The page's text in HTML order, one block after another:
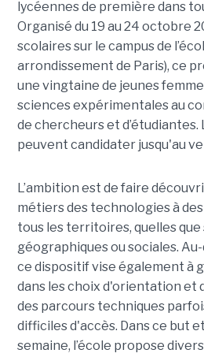
lycéennes de première dans
Organisé du 19 au 24 octobre
scolaires sur le campus de
arrondissement de Paris), ce
une vingtaine de jeunes
sciences expérimentales au
de chercheurs et d’étudiantes.
peuvent candidater jusqu'au
L’ambition est de faire
métiers des technologies à
tous les territoires, quelles
géographiques ou sociales.
ce dispositif vise également à
dans les choix d'orientation et
des parcours techniques
difficiles d'accès. Dans ce but
semaine, l’école propose